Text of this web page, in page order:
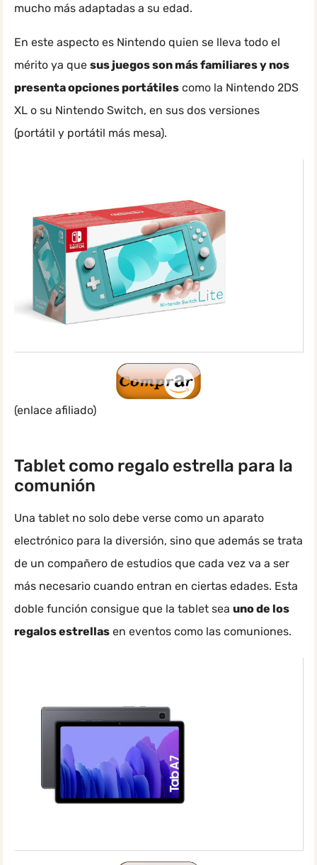
mucho más adaptadas a su edad.
En este aspecto es Nintendo quien se lleva todo el
mérito ya que sus juegos son más familiares y nos
presenta opciones portátiles como la Nintendo 2DS
XL o su Nintendo Switch, en sus dos versiones
(portátil y portátil más mesa).
(enlace afiliado)
Tablet como regalo estrella para la
comunión
Una tablet no solo debe verse como un aparato
electrónico para la diversión, sino que además se trata
de un compañero de estudios que cada vez va a ser
más necesario cuando entran en ciertas edades. Esta
doble función consigue que la tablet sea uno de los
regalos estrellas en eventos como las comuniones.